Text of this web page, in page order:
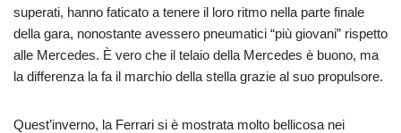
superati, hanno faticato a tenere il loro ritmo nella parte finale
della gara, nonostante avessero pneumatici “più giovani” rispetto
alle Mercedes. È vero che il telaio della Mercedes è buono, ma
la differenza la fa il marchio della stella grazie al suo propulsore.
Quest’inverno, la Ferrari si è mostrata molto bellicosa nei